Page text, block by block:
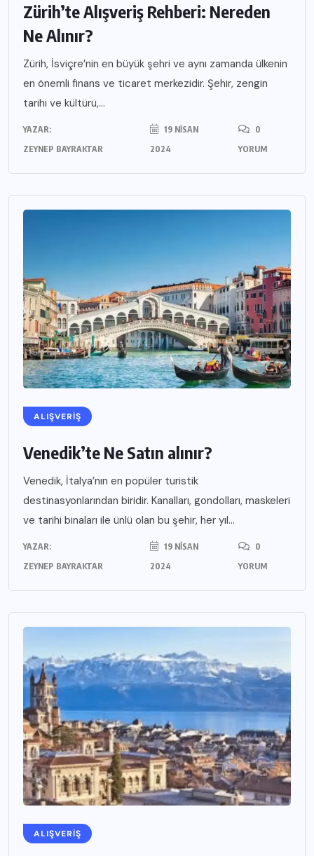
Zürih’te Alışveriş Rehberi: Nereden
Ne Alınır?
Zürih, İsviçre’nin en büyük şehri ve aynı zamanda ülkenin
en önemli finans ve ticaret merkezidir. Şehir, zengin
tarihi ve kültürü,...
YAZAR:
ZEYNEP BAYRAKTAR
19 NISAN
2024
0
YORUM
ALIŞVERIŞ
Venedik’te Ne Satın alınır?
Venedik, İtalya’nın en popüler turistik
destinasyonlarından biridir. Kanalları, gondolları, maskeleri
ve tarihi binaları ile ünlü olan bu şehir, her yıl...
YAZAR:
ZEYNEP BAYRAKTAR
19 NISAN
2024
0
YORUM
ALIŞVERIŞ